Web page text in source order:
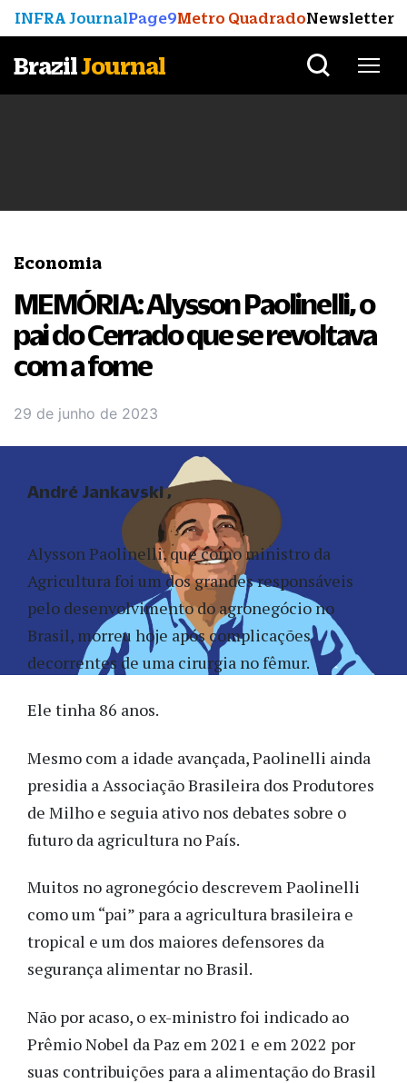
INFRA JournalPage9Metro QuadradoNewsletter
BrazilJournal
Economia
MEMÓRIA: Alysson Paolinelli, o
pai do Cerrado que se revoltava
com a fome
29 de junho de 2023
Alysson Paolinelli, que como ministro da
Agricultura foi um dos grandes responsáveis
pelo desenvolvimento do agronegócio no
Brasil, morreu hoje após complicações
decorrentes de uma cirurgia no fêmur.
Ele tinha 86 anos.
Mesmo com a idade avançada, Paolinelli ainda
presidia a Associação Brasileira dos Produtores
de Milho e seguia ativo nos debates sobre o
futuro da agricultura no País.
Muitos no agronegócio descrevem Paolinelli
como um “pai” para a agricultura brasileira e
tropical e um dos maiores defensores da
segurança alimentar no Brasil.
Não por acaso, o ex-ministro foi indicado ao
Prêmio Nobel da Paz em 2021 e em 2022 por
suas contribuições para a alimentação do Brasil
André Jankavski